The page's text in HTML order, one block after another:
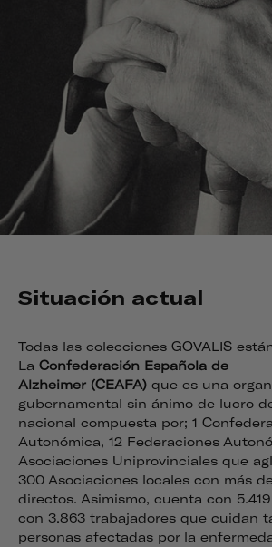
Situación actual
Todas las colecciones GOVALIS
La Confederación Española de
Alzheimer (CEAFA) que es una
gubernamental sin ánimo de lucro
nacional compuesta por; 1
Autonómica, 12 Federaciones
Asociaciones Uniprovinciales que
300 Asociaciones locales con más
directos. Asimismo, cuenta con
con 3.863 trabajadores que cuidan
personas afectadas por la